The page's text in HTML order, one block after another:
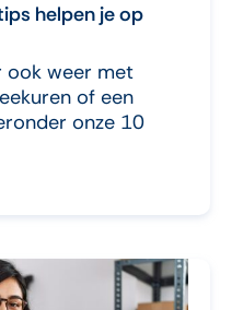
helpen je op
ook weer met
of een
onze 10